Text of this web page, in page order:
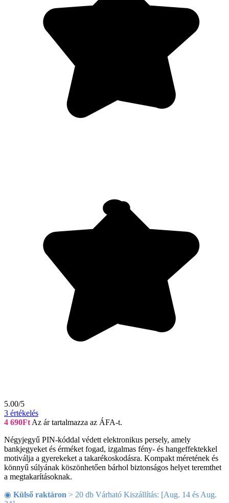
5.00/5
3 értékelés
4 690Ft Az ár tartalmazza az ÁFA-t.
Négyjegyű PIN-kóddal védett elektronikus persely, amely
bankjegyeket és érméket fogad, izgalmas fény- és hangeffektekkel
motiválja a gyerekeket a takarékoskodásra. Kompakt méretének és
könnyű súlyának köszönhetően bárhol biztonságos helyet teremthet
a megtakarításoknak.
◉ Külső raktáron > 20 db Várható Kiszállítás: [Aug. 14 és Aug.